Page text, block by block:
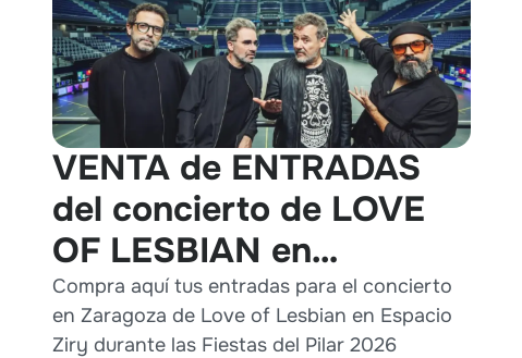
VENTA de ENTRADAS
del concierto de LOVE
OF LESBIAN en
Zaragoza durante Pilares
2026
Compra aquí tus entradas para el concierto
en Zaragoza de Love of Lesbian en Espacio
Ziry durante las Fiestas del Pilar 2026